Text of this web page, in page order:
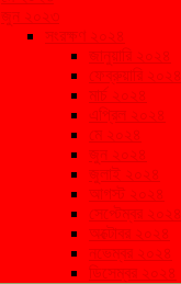
জুন ২০২৩
সংরক্ষণ ২০২৪
জানুয়ারি ২০২৪
ফেব্রুয়ারি ২০২৪
মার্চ ২০২৪
এপ্রিল ২০২৪
মে ২০২৪
জুন ২০২৪
জুলাই ২০২৪
আগস্ট ২০২৪
সেপ্টেম্বর ২০২৪
অক্টোবর ২০২৪
নভেম্বর ২০২৪
ডিসেম্বর ২০২৪